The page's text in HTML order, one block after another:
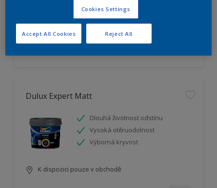
K dispozici pouze v obchodě
Dulux Expert Matt
Dlouhá životnost odstínu
Vysoká otěruodolnost
Výborná kryvost
K dispozici pouze v obchodě
Cookies Settings
Reject All
Accept All Cookies